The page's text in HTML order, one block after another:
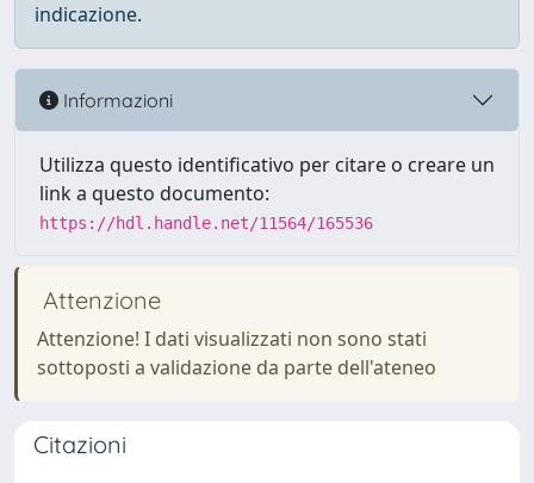
indicazione.
Informazioni
Utilizza questo identificativo per citare o creare un
link a questo documento:
https://hdl.handle.net/11564/165536
Attenzione
Attenzione! I dati visualizzati non sono stati
sottoposti a validazione da parte dell'ateneo
Citazioni